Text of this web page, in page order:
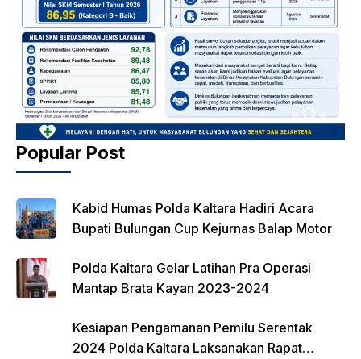
Popular Post
Kabid Humas Polda Kaltara Hadiri Acara
Bupati Bulungan Cup Kejurnas Balap Motor
Polda Kaltara Gelar Latihan Pra Operasi
Mantap Brata Kayan 2023-2024
Kesiapan Pengamanan Pemilu Serentak
2024 Polda Kaltara Laksanakan Rapat